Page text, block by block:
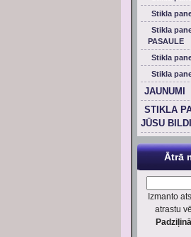
Stikla
Stikla
PASAULE
Stikla
Stikla
JAUNUMI
STIKLA
JŪSU BILDI
Ātrā
Izmanto
atrastu